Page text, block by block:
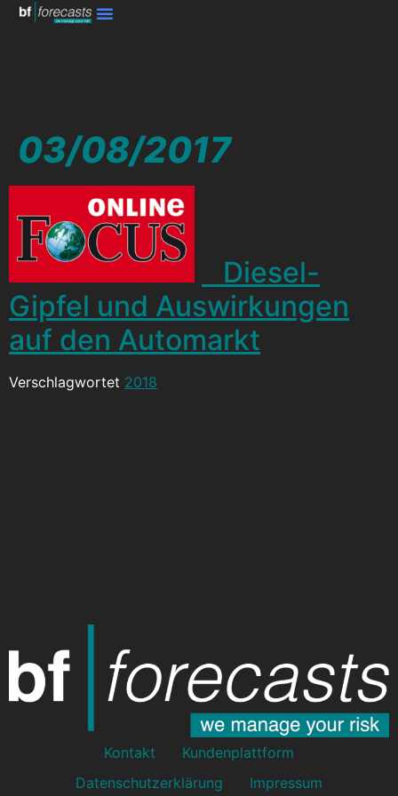
03/08/2017
Diesel-
Gipfel und Auswirkungen
auf den Automarkt
Verschlagwortet 2018
Kontakt
Kundenplattform
Datenschutzerklärung
Impressum